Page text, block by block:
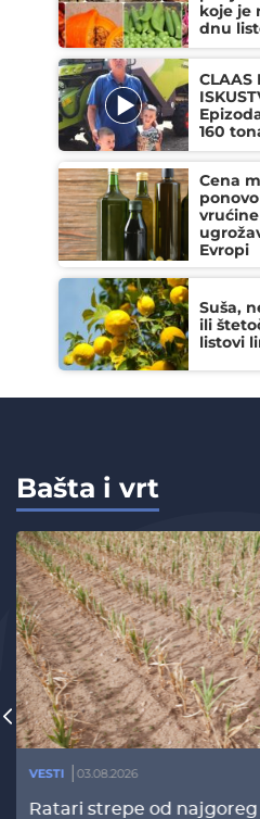
koje je
dnu
CLAAS
160
Cena
Evropi
Suša,
ili
listovi
Bašta i vrt
VESTI 03.08.2026
Ratari strepe od najgoreg